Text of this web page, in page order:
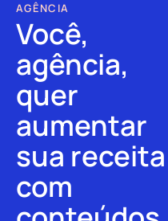
AGÊNCIA
Você,
agência,
quer
aumentar
sua receita
com